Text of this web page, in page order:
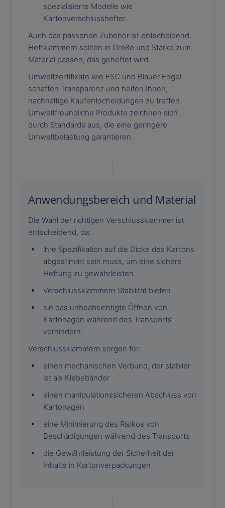
spezialisierte Modelle wie
Kartonverschlusshefter.
Auch das passende Zubehör ist entscheidend.
Heftklammern sollten in Größe und Stärke zum
Material passen, das geheftet wird.
Umweltzertifikate wie FSC und Blauer Engel
schaffen Transparenz und helfen Ihnen,
nachhaltige Kaufentscheidungen zu treffen.
Umweltfreundliche Produkte zeichnen sich
durch Standards aus, die eine geringere
Umweltbelastung garantieren.
Anwendungsbereich und Material
Die Wahl der richtigen Verschlussklammer ist
entscheidend, da:
ihre Spezifikation auf die Dicke des Kartons
abgestimmt sein muss, um eine sichere
Heftung zu gewährleisten.
Verschlussklammern Stabilität bieten.
sie das unbeabsichtigte Öffnen von
Kartonagen während des Transports
verhindern.
Verschlussklammern sorgen für:
einen mechanischen Verbund, der stabiler
ist als Klebebänder
einen manipulationssicheren Abschluss von
Kartonagen
eine Minimierung des Risikos von
Beschädigungen während des Transports
die Gewährleistung der Sicherheit der
Inhalte in Kartonverpackungen